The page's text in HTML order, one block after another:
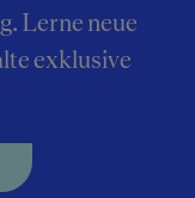
Lerne neue
exklusive